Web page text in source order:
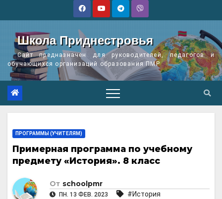
Школа Приднестровья
Сайт предназначен для руководителей, педагогов и
обучающихся организаций образования ПМР
ПРОГРАММЫ (УЧИТЕЛЯМ)
Примерная программа по учебному
предмету «История». 8 класс
От schoolpmr
ПН. 13 ФЕВ. 2023 #История